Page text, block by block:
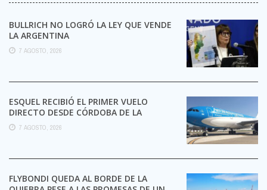
BULLRICH NO LOGRÓ LA LEY QUE VENDE
LA ARGENTINA
7 AGOSTO, 2026
ESQUEL RECIBIÓ EL PRIMER VUELO
DIRECTO DESDE CÓRDOBA DE LA
TEMPORADA DE INVIERNO 2026
7 AGOSTO, 2026
FLYBONDI QUEDA AL BORDE DE LA